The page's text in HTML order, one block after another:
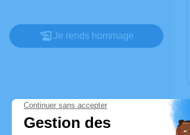
Je rends hommage